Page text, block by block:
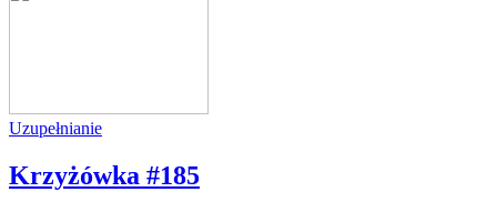
Uzupełnianie
Krzyżówka #185